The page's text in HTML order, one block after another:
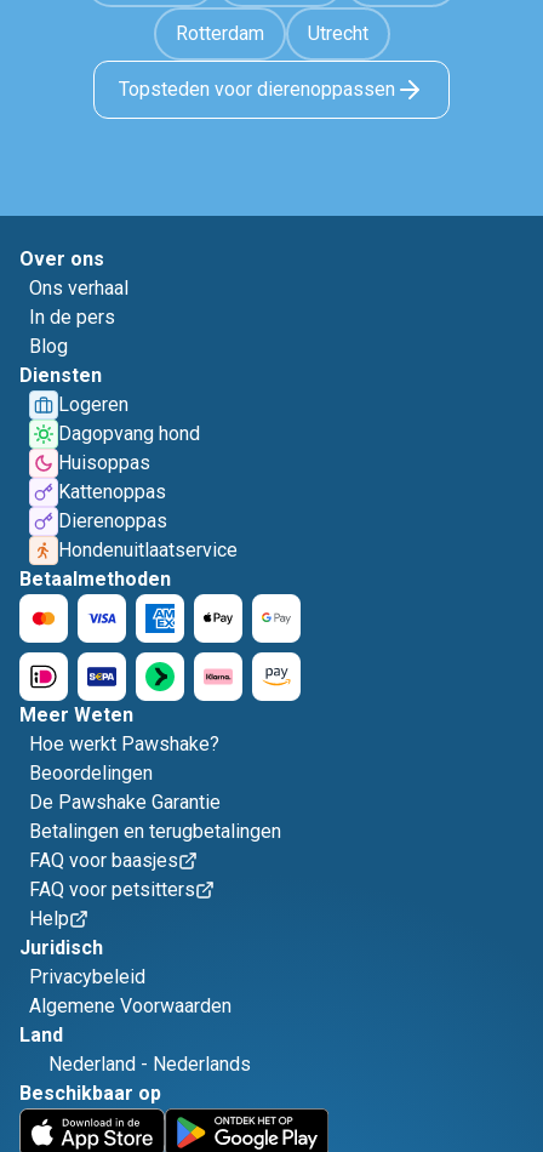
Rotterdam Utrecht
Topsteden voor dierenoppassen
Over ons
Ons verhaal
In de pers
Blog
Diensten
Logeren
Dagopvang hond
Huisoppas
Kattenoppas
Dierenoppas
Hondenuitlaatservice
Betaalmethoden
Meer Weten
Hoe werkt Pawshake?
Beoordelingen
De Pawshake Garantie
Betalingen en terugbetalingen
FAQ voor baasjes
FAQ voor petsitters
Help
Juridisch
Privacybeleid
Algemene Voorwaarden
Land
Nederland - Nederlands
Beschikbaar op